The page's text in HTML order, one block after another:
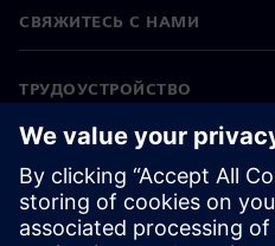
СВЯЖИТЕСЬ С НАМИ
ТРУДОУСТРОЙСТВО
©Siemens 2026
Корпоративная информация